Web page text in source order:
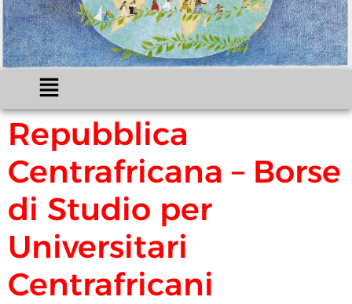
Repubblica
Centrafricana – Borse
di Studio per
Universitari
Centrafricani